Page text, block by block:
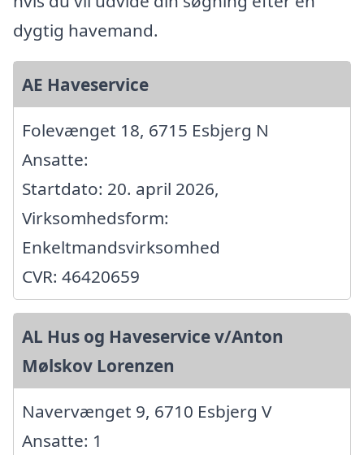
dygtig havemand.
AE Haveservice
Folevænget 18, 6715 Esbjerg N
Ansatte:
Startdato: 20. april 2026,
Virksomhedsform:
Enkeltmandsvirksomhed
CVR: 46420659
AL Hus og Haveservice v/Anton
Mølskov Lorenzen
Navervænget 9, 6710 Esbjerg V
Ansatte: 1